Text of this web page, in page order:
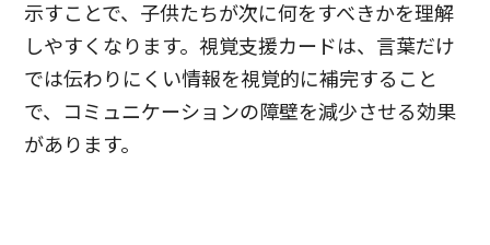
示すことで、子供たちが次に何をすべきかを理解
しやすくなります。視覚支援カードは、言葉だけ
では伝わりにくい情報を視覚的に補完すること
で、コミュニケーションの障壁を減少させる効果
があります。